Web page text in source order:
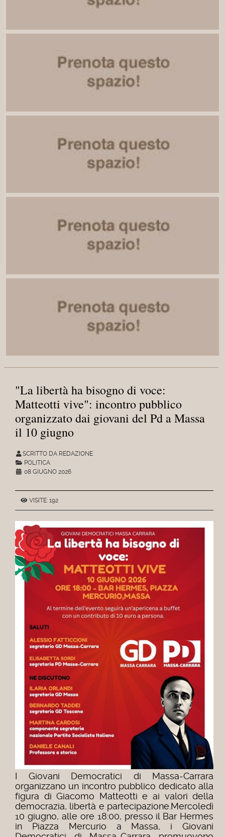
"La libertà ha bisogno di voce:
Matteotti vive": incontro pubblico
organizzato dai giovani del Pd a Massa
il 10 giugno
SCRITTO DA REDAZIONE
POLITICA
08 GIUGNO 2026
VISITE: 192
I Giovani Democratici di Massa-Carrara
organizzano un incontro pubblico dedicato alla
figura di Giacomo Matteotti e ai valori della
democrazia, libertà e partecipazione.Mercoledì
10 giugno, alle ore 18:00, presso il Bar Hermes
in Piazza Mercurio a Massa, i Giovani